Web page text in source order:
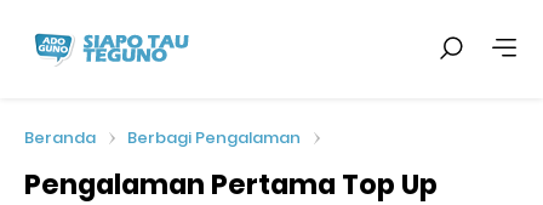
Beranda Berbagi Pengalaman
Pengalaman Pertama Top Up